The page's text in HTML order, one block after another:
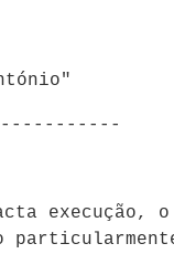
execução,